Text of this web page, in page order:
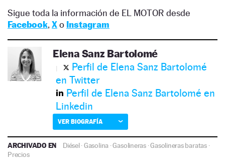
Sigue toda la información de EL MOTOR desde
Facebook, Xo Instagram
Elena Sanz Bartolomé
Perfil de Elena Sanz Bartolomé
en Twitter
Perfil de Elena Sanz Bartolomé en
Linkedin
VER BIOGRAFÍA
ARCHIVADO EN Diésel·Gasolina ·Gasolineras·Gasolineras baratas·
Precios